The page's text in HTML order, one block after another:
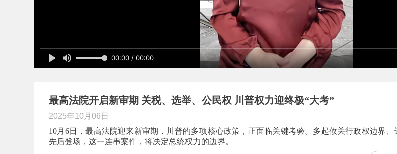
00:00 / 00:00
最高法院开启新审期 关税、选举、公民权 川普权力迎终极“大考”
2025年10月06日
10月6日，最高法院迎来新审期，川普的多项核心政策，正面临关键考验。多起攸关行政权边界
先后登场，这一连串案件，将决定总统权力的边界。